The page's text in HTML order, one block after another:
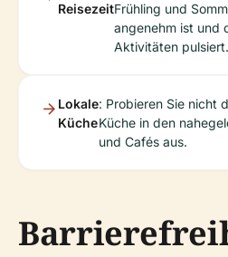
ReisezeitFrühling und
angenehm ist und
Aktivitäten pulsiert.
Lokale
Küche
: Probieren Sie nicht
Küche in den
und Cafés aus.